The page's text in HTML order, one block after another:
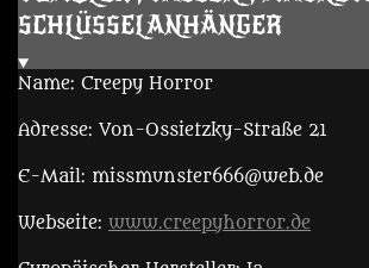
SCHLÜSSELANHÄNGER
Name: Creepy Horror
Adresse: Von-Ossietzky-Straße 21
E-Mail: missmunster666@web.de
Webseite: www.creepyhorror.de